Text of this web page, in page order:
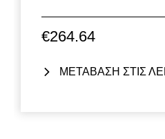
€264.64
ΜΕΤΑΒΑΣΗ ΣΤΙΣ